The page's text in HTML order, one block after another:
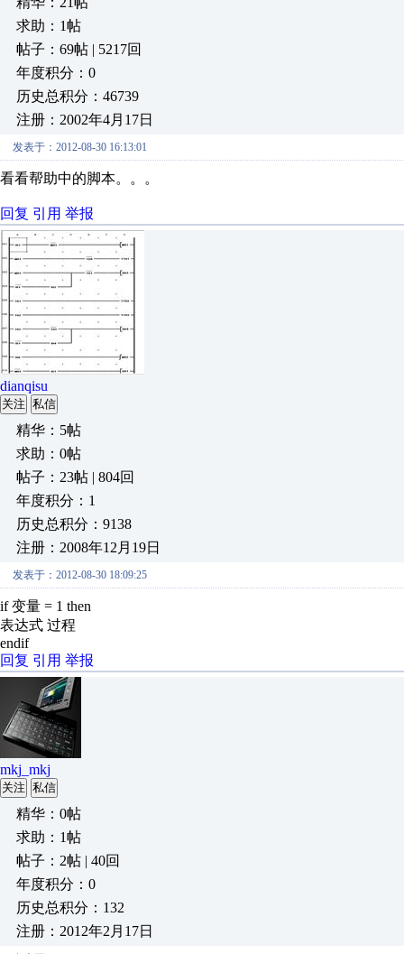
求助：1帖
帖子：69帖 | 5217回
年度积分：0
历史总积分：46739
注册：2002年4月17日
发表于：2012-08-30 16:13:01
看看帮助中的脚本。。。
回复 引用 举报
dianqisu
关注 私信
精华：5帖
求助：0帖
帖子：23帖 | 804回
年度积分：1
历史总积分：9138
注册：2008年12月19日
发表于：2012-08-30 18:09:25
if 变量 = 1 then
表达式 过程
endif
回复 引用 举报
mkj_mkj
关注 私信
精华：0帖
求助：1帖
帖子：2帖 | 40回
年度积分：0
历史总积分：132
注册：2012年2月17日